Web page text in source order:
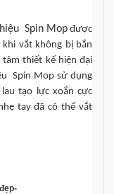
Spin Mop được
vắt không bị bắn
tâm thiết kế hiện đại
Spin Mop sử dụng
tạo lực xoắn cực
tay đã có thể vắt